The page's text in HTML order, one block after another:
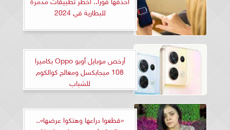
للبطارية في 2024
أرخص موبايل أوبو Oppo بكاميرا
108 ميجابكسل ومعالج كوالكوم
للشباب
«قطعوا دراعها وهتكوا عرضها»..